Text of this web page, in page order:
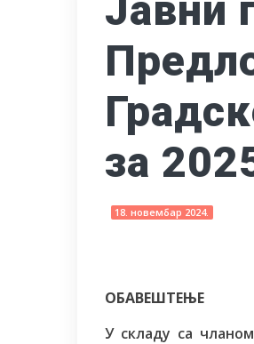
Јавни
за
18. новембар 2024.
ОБАВЕШТЕЊЕ
У складу са